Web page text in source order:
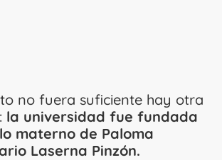
no fuera suficiente hay otra
la universidad fue fundada
materno de Paloma
Laserna Pinzón.